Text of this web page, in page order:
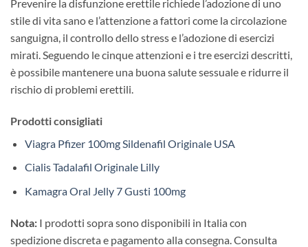
Prevenire la disfunzione erettile richiede l’adozione di uno
stile di vita sano e l’attenzione a fattori come la circolazione
sanguigna, il controllo dello stress e l’adozione di esercizi
mirati. Seguendo le cinque attenzioni e i tre esercizi descritti,
è possibile mantenere una buona salute sessuale e ridurre il
rischio di problemi erettili.
Prodotti consigliati
Viagra Pfizer 100mg Sildenafil Originale USA
Cialis Tadalafil Originale Lilly
Kamagra Oral Jelly 7 Gusti 100mg
Nota: I prodotti sopra sono disponibili in Italia con
spedizione discreta e pagamento alla consegna. Consulta